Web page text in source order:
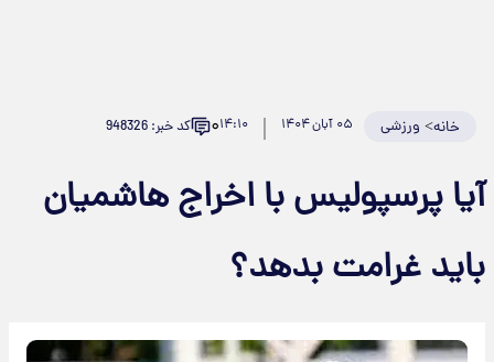
خانه> ورزشی ۰۵ آبان ۱۴۰۴ ۱۴:۱۰۰ کد خبر: 948326
آیا پرسپولیس با اخراج هاشمیان
باید غرامت بدهد؟